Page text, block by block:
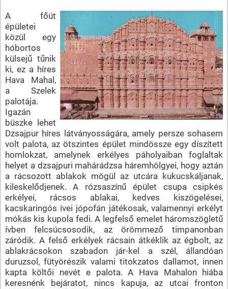
A főút
épületei
közül egy
hóbortos
külsejű tűnik
ki, ez a híres
Hava Mahal,
a Szelek
palotája.
Igazán
büszke lehet
Dzsajpur híres látványosságára, amely persze sohasem
volt palota, az ötszintes épület mindössze egy díszített
homlokzat, amelynek erkélyes páholyaiban foglaltak
helyet a dzsajpuri mahárádzsa háremhölgyei, hogy aztán
a rácsozott ablakok mögül az utcára kukucskáljanak,
kileskelődjenek. A rózsaszínű épület csupa csipkés
erkélyei, rácsos ablakai, kedves kiszögelései,
kacskaringós ívei jópofán játékosak, valamennyi erkélyt
mókás kis kupola fedi. A legfelső emelet háromszögletű
ívben felcsúcsosodik, az örömmező timpanonban
záródik. A felső erkélyek rácsain átkéklik az égbolt, az
ablakrácsokon szabadon jár-kel a szél, állandóan
duruzsol, fütyörészik valami titokzatos dallamot, innen
kapta költői nevét e palota. A Hava Mahalon hiába
keresnénk bejáratot, nincs kapuja, az utcai fronton